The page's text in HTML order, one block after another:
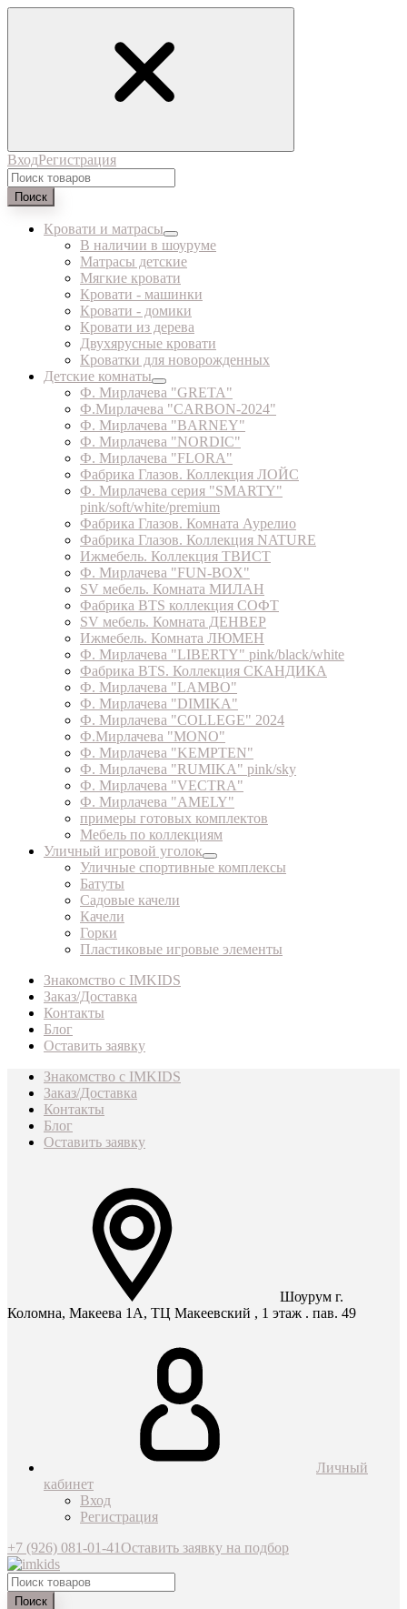
ВходРегистрация
Поиск
Кровати и матрасы
В наличии в шоуруме
Матрасы детские
Мягкие кровати
Кровати - машинки
Кровати - домики
Кровати из дерева
Двухярусные кровати
Кроватки для новорожденных
Детские комнаты
Ф. Мирлачева "GRETA"
Ф.Мирлачева "CARBON-2024"
Ф. Мирлачева "BARNEY"
Ф. Мирлачева "NORDIC"
Ф. Мирлачева "FLORA"
Фабрика Глазов. Коллекция ЛОЙС
Ф. Мирлачева серия "SMARTY"
pink/soft/white/premium
Фабрика Глазов. Комната Аурелио
Фабрика Глазов. Коллекция NATURE
Ижмебель. Коллекция ТВИСТ
Ф. Мирлачева "FUN-BOX"
SV мебель. Комната МИЛАН
Фабрика BTS коллекция СОФТ
SV мебель. Комната ДЕНВЕР
Ижмебель. Комната ЛЮМЕН
Ф. Мирлачева "LIBERTY" pink/black/white
Фабрика BTS. Коллекция СКАНДИКА
Ф. Мирлачева "LAMBO"
Ф. Мирлачева "DIMIKA"
Ф. Мирлачева "COLLEGE" 2024
Ф.Мирлачева "MONO"
Ф. Мирлачева "KEMPTEN"
Ф. Мирлачева "RUMIKA" pink/sky
Ф. Мирлачева "VECTRA"
Ф. Мирлачева "AMELY"
примеры готовых комплектов
Мебель по коллекциям
Уличный игровой уголок
Уличные спортивные комплексы
Батуты
Садовые качели
Качели
Горки
Пластиковые игровые элементы
Знакомство с IMKIDS
Заказ/Доставка
Контакты
Блог
Оставить заявку
Знакомство с IMKIDS
Заказ/Доставка
Контакты
Блог
Оставить заявку
Шоурум г.
Коломна, Макеева 1А, ТЦ Макеевский , 1 этаж . пав. 49
Личный
кабинет
Вход
Регистрация
+7 (926) 081-01-41Оставить заявку на подбор
Поиск